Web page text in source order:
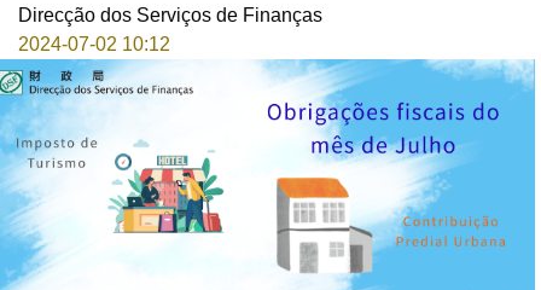
Direcção dos Serviços de Finanças
2024-07-02 10:12